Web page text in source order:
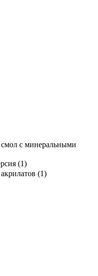
смол с минеральными
(1)
(1)